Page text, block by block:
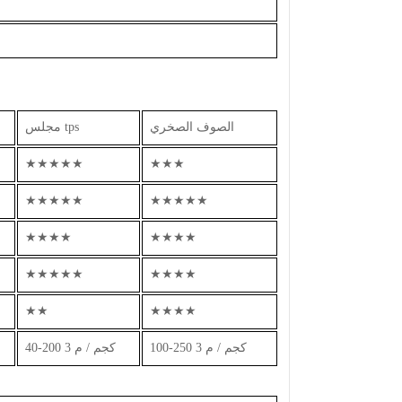
مجلس tps الصوف الصخري
★★★★★ ★★★
★★★★★ ★★★★★
★★★★ ★★★★
★★★★★ ★★★★
★★ ★★★★
40-200 كجم / م 3 100-250 كجم / م 3